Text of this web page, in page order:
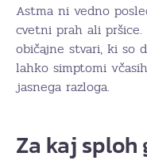
Astma ni vedno
cvetni prah ali pršice.
običajne stvari, ki so
lahko simptomi
jasnega razloga.
Za kaj sploh